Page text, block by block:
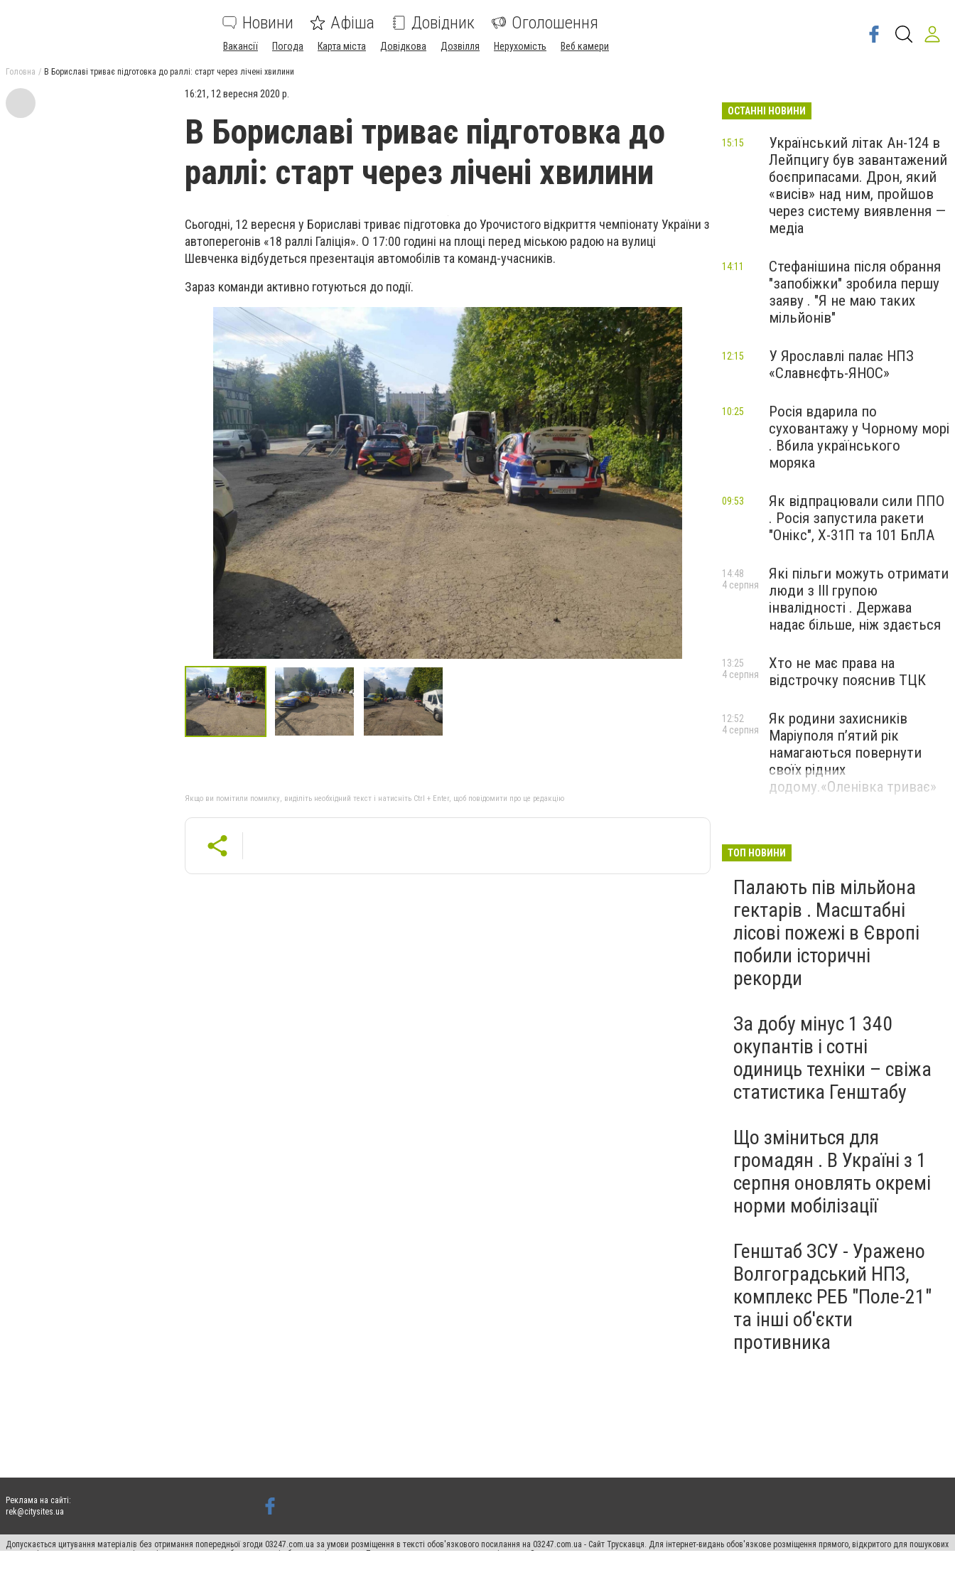
Новини Афіша Довідник Оголошення
Вакансії Погода Карта міста Довідкова Дозвілля Нерухомість Веб камери
Головна В Бориславі триває підготовка до раллі: старт через лічені хвилини
16:21, 12 вересня 2020 р.
В Бориславі триває підготовка до
раллі: старт через лічені хвилини
Сьогодні, 12 вересня у Бориславі триває підготовка до Урочистого відкриття чемпіонату України з
автоперегонів «18 раллі Галіція». О 17:00 годині на площі перед міською радою на вулиці
Шевченка відбудеться презентація автомобілів та команд-учасників.
Зараз команди активно готуються до події.
Якщо ви помітили помилку, виділіть необхідний текст і натисніть Ctrl + Enter, щоб повідомити про це редакцію
ОСТАННІ НОВИНИ
Український літак Ан-124 в
Лейпцигу був завантажений
боєприпасами. Дрон, який
«висів» над ним, пройшов
через систему виявлення —
медіа
15:15
Стефанішина після обрання
"запобіжки" зробила першу
заяву . "Я не маю таких
мільйонів"
14:11
У Ярославлі палає НПЗ
«Славнєфть-ЯНОС»
12:15
Росія вдарила по
суховантажу у Чорному морі
. Вбила українського
моряка
10:25
Як відпрацювали сили ППО
. Росія запустила ракети
"Онікс", Х-31П та 101 БпЛА
09:53
Які пільги можуть отримати
люди з III групою
інвалідності . Держава
надає більше, ніж здається
14:48
4 серпня
Хто не має права на
відстрочку пояснив ТЦК
13:25
4 серпня
Як родини захисників
Маріуполя пʼятий рік
намагаються повернути
своїх рідних
додому.«Оленівка триває»
12:52
4 серпня
ТОП НОВИНИ
Палають пів мільйона
гектарів . Масштабні
лісові пожежі в Європі
побили історичні
рекорди
За добу мінус 1 340
окупантів і сотні
одиниць техніки – свіжа
статистика Генштабу
Що зміниться для
громадян . В Україні з 1
серпня оновлять окремі
норми мобілізації
Генштаб ЗСУ - Уражено
Волгоградський НПЗ,
комплекс РЕБ "Поле-21"
та інші об'єкти
противника
Реклама на сайті:
rek@citysites.ua
Допускається цитування матеріалів без отримання попередньої згоди 03247.com.ua за умови розміщення в тексті обов'язкового посилання на 03247.com.ua - Сайт Трускавця. Для інтернет-видань обов'язкове розміщення прямого, відкритого для пошукових
систем гіперпосилання на цитовані статті не нижче другого абзацу в тексті або в якості джерела. Порушення виняткових прав переслідується Законом.